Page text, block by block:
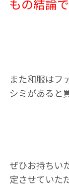
もの結論で
また和服はフ
シミがあると
ぜひお持ちい
定させていた